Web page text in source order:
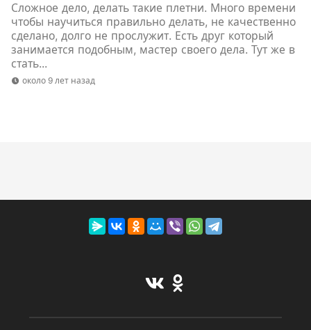
Сложное дело, делать такие плетни. Много времени
чтобы научиться правильно делать, не качественно
сделано, долго не прослужит. Есть друг который
занимается подобным, мастер своего дела. Тут же в
стать...
около 9 лет назад